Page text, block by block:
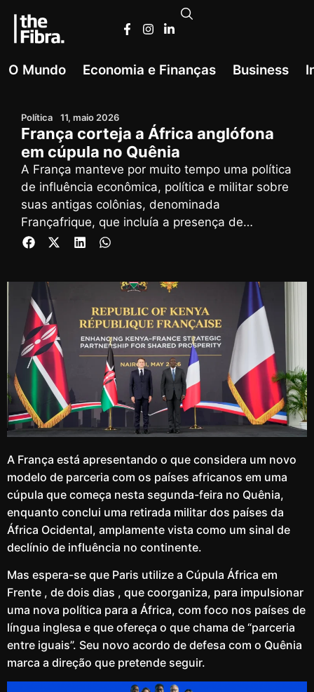
O Mundo Economia e Finanças Business
Política 11, maio 2026
França corteja a África anglófona
em cúpula no Quênia
A França manteve por muito tempo uma política
de influência econômica, política e militar sobre
suas antigas colônias, denominada
Françafrique, que incluía a presença de
milhares de soldados na região.
A França está apresentando o que considera um novo
modelo de parceria com os países africanos em uma
cúpula que começa nesta segunda-feira no Quênia,
enquanto conclui uma retirada militar dos países da
África Ocidental, amplamente vista como um sinal de
declínio de influência no continente.
Mas espera-se que Paris utilize a Cúpula África em
Frente , de dois dias , que coorganiza, para impulsionar
uma nova política para a África, com foco nos países de
língua inglesa e que ofereça o que chama de “parceria
entre iguais”. Seu novo acordo de defesa com o Quênia
marca a direção que pretende seguir.